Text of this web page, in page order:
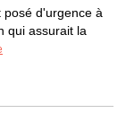
posé d'urgence à
qui assurait la